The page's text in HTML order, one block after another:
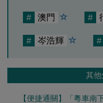
# 澳門 #
# 岑浩輝 #
其他
【便捷通關】「粵車南